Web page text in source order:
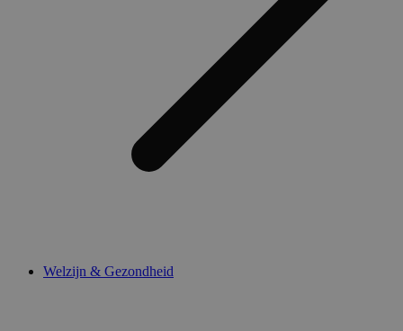
Welzijn & Gezondheid